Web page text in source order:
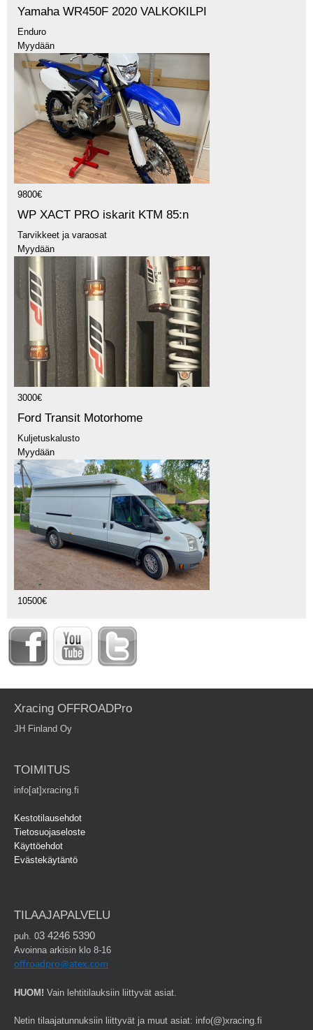
Yamaha WR450F 2020 VALKOKILPI
Enduro
Myydään
9800€
WP XACT PRO iskarit KTM 85:n
Tarvikkeet ja varaosat
Myydään
3000€
Ford Transit Motorhome
Kuljetuskalusto
Myydään
10500€
Xracing OFFROADPro
JH Finland Oy
TOIMITUS
info[at]xracing.fi
Kestotilausehdot
Tietosuojaseloste
Käyttöehdot
Evästekäytäntö
TILAAJAPALVELU
puh. 03 4246 5390
Avoinna arkisin klo 8-16
offroadpro@atex.com
HUOM! Vain lehtitilauksiin liittyvät asiat.
Netin tilaajatunnuksiin liittyvät ja muut asiat: info(@)xracing.fi